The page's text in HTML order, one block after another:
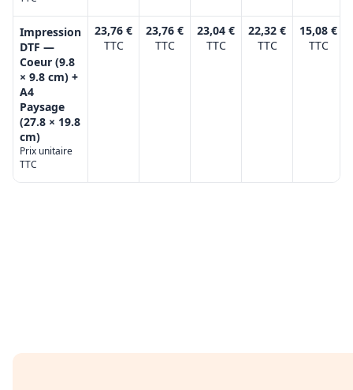
Impression
DTF —
Coeur (9.8
× 9.8 cm) +
A4
Paysage
(27.8 × 19.8
cm)
Prix unitaire
TTC
23,76 €
TTC
23,76 €
TTC
23,04 €
TTC
22,32 €
TTC
15,08 €
TTC